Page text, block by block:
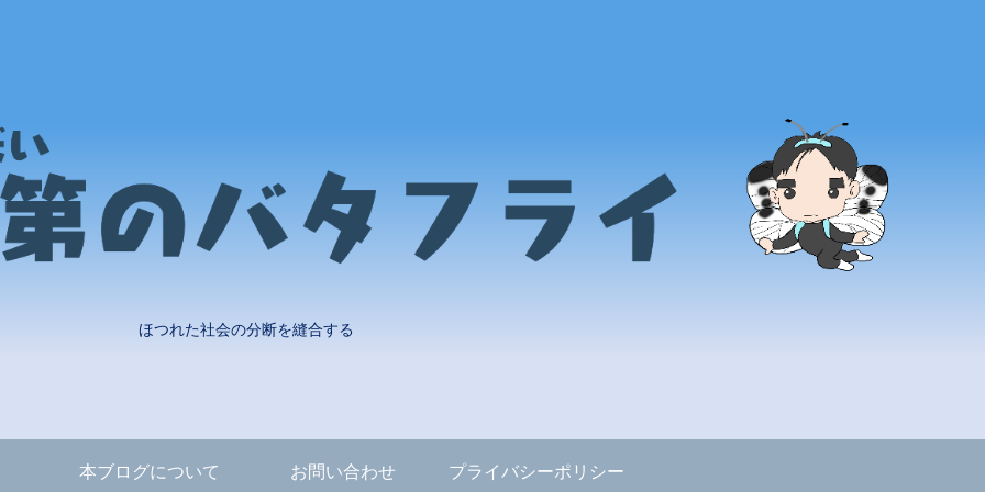
ほつれた社会の分断を縫合する
本ブログについて お問い合わせ プライバシーポリシー